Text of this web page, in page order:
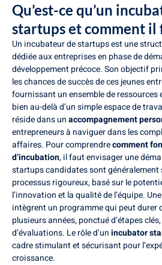
Qu’est-ce qu’un
startups et comment il
Un incubateur de startups est une
dédiée aux entreprises en phase de
développement précoce. Son objectif
les chances de succès de ces jeunes
fournissant un ensemble de ressources
bien au-delà d’un simple espace de
réside dans unaccompagnement
entrepreneurs à naviguer dans les
affaires. Pour comprendrecomment
d’incubation, il faut envisager une
startups candidates sont généralement
processus rigoureux, basé sur le
l’innovation et la qualité de l’équipe.
intègrent un programme qui peut durer
plusieurs années, ponctué d’étapes
d’évaluations. Le rôle d’unincubator
cadre stimulant et sécurisant pour
croissance.